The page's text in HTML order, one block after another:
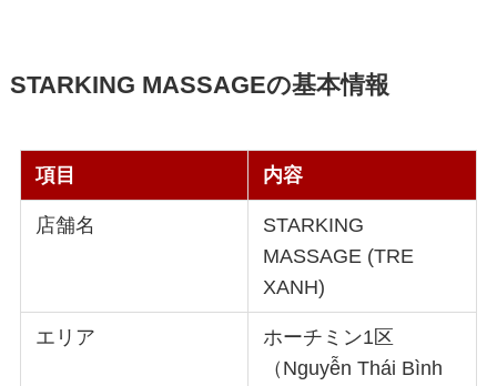
STARKING MASSAGEの基本情報
項目 内容
店舗名
STARKING
MASSAGE (TRE
XANH)
エリア
ホーチミン1区
（Nguyễn Thái Bình